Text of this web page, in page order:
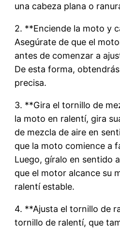
una cabeza plana o
2. **Enciende la moto y
Asegúrate de que el
antes de comenzar a
De esta forma,
precisa.
3. **Gira el tornillo de
la moto en ralentí, gira
de mezcla de aire en
que la moto comience a
Luego, gíralo en sentido
que el motor alcance su
ralentí estable.
4. **Ajusta el tornillo de
tornillo de ralentí, que